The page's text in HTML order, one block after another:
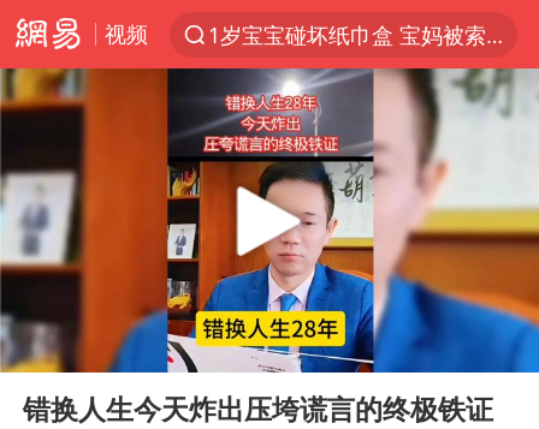
视频
1岁宝宝碰坏纸巾盒 宝妈被索赔924元
以“新”破局 首发经济点亮城市消费活力
Meta被判支付5.67亿美元
47岁妈妈突然产女 26岁女儿：很震惊
阿根廷足协发文力挺因凡蒂诺
中国稀土盘中涨停
日本广岛民众举行游行反对政府行径
Play
00:00
错换人生今天炸出压垮谎言的终极铁证